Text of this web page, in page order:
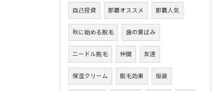
自己投資 那覇オススメ 那覇人気
秋に始める脱毛 歯の黄ばみ
ニードル脱毛 仲間 友達
保湿クリーム 脱毛効果 仮装